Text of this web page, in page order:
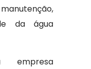
da água